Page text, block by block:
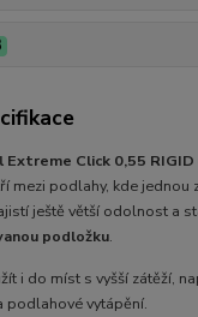
Extreme Click 0,55 RIGID
mezi podlahy, kde jednou
ještě větší odolnost a
podložku.
i do míst s vyšší zátěží,
podlahové vytápění.